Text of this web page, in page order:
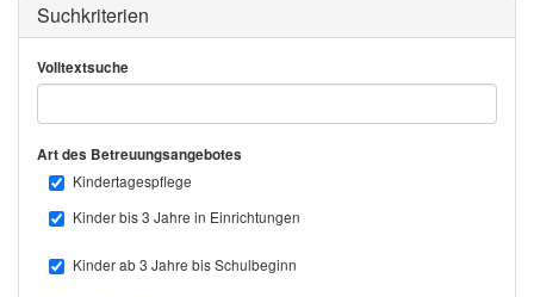
Suchkriterien
Volltextsuche
Art des Betreuungsangebotes
Kindertagespflege
Kinder bis 3 Jahre in Einrichtungen
Kinder ab 3 Jahre bis Schulbeginn